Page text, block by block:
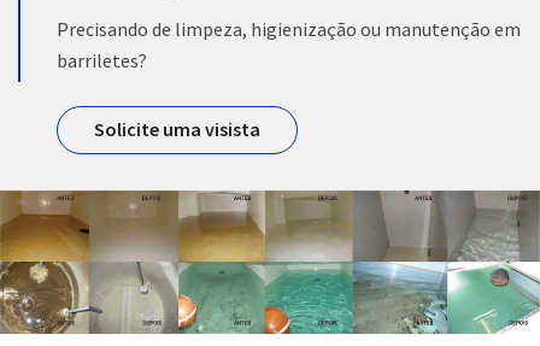
Precisando de limpeza, higienização ou manutenção em
barriletes?
Solicite uma visista